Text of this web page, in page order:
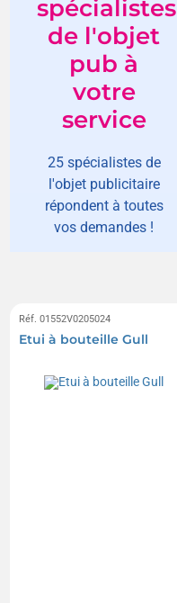
spécialistes
de l'objet
pub à
votre
service
25 spécialistes de
l'objet publicitaire
répondent à toutes
vos demandes !
Réf. 01552V0205024
Etui à bouteille Gull